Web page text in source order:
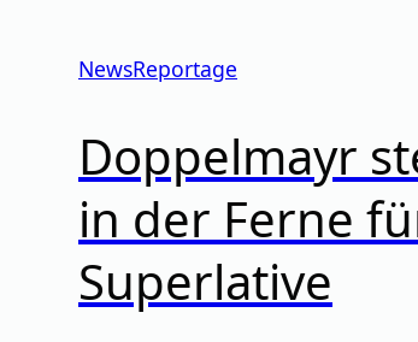
NewsReportage
Doppelmayr
in der Ferne
Superlative